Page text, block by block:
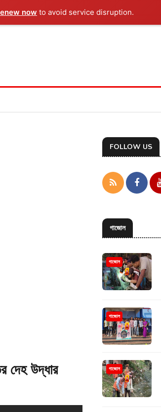
now to avoid service disruption.
দেহ উদ্ধার
FOLLOW US
গাজোল
গাজোল
গাজোল
গাজোল